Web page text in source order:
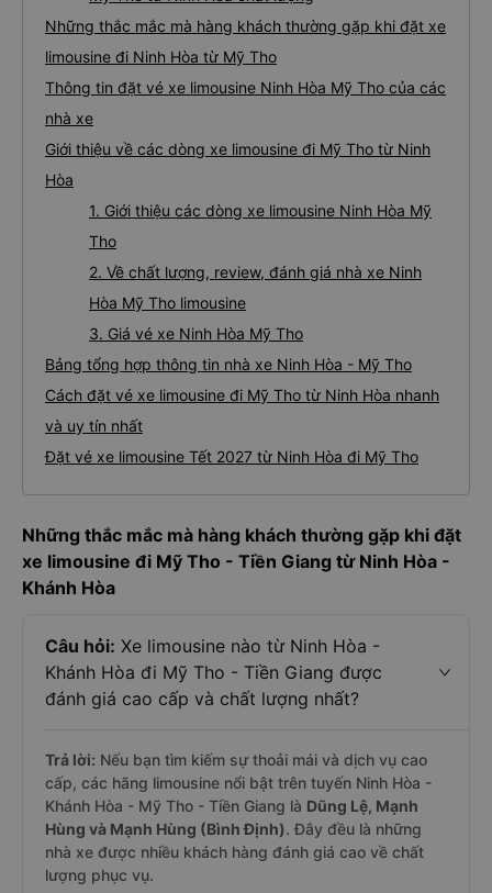
Những thắc mắc mà hàng khách thường gặp khi đặt xe
limousine đi Ninh Hòa từ Mỹ Tho
Thông tin đặt vé xe limousine Ninh Hòa Mỹ Tho của các
nhà xe
Giới thiệu về các dòng xe limousine đi Mỹ Tho từ Ninh
Hòa
1. Giới thiệu các dòng xe limousine Ninh Hòa Mỹ
Tho
2. Về chất lượng, review, đánh giá nhà xe Ninh
Hòa Mỹ Tho limousine
3. Giá vé xe Ninh Hòa Mỹ Tho
Bảng tổng hợp thông tin nhà xe Ninh Hòa - Mỹ Tho
Cách đặt vé xe limousine đi Mỹ Tho từ Ninh Hòa nhanh
và uy tín nhất
Đặt vé xe limousine Tết 2027 từ Ninh Hòa đi Mỹ Tho
Những thắc mắc mà hàng khách thường gặp khi đặt
xe limousine đi Mỹ Tho - Tiền Giang từ Ninh Hòa -
Khánh Hòa
Câu hỏi: Xe limousine nào từ Ninh Hòa -
Khánh Hòa đi Mỹ Tho - Tiền Giang được
đánh giá cao cấp và chất lượng nhất?
Trả lời: Nếu bạn tìm kiếm sự thoải mái và dịch vụ cao
cấp, các hãng limousine nổi bật trên tuyến Ninh Hòa -
Khánh Hòa - Mỹ Tho - Tiền Giang là Dũng Lệ, Mạnh
Hùng và Mạnh Hùng (Bình Định). Đây đều là những
nhà xe được nhiều khách hàng đánh giá cao về chất
lượng phục vụ.